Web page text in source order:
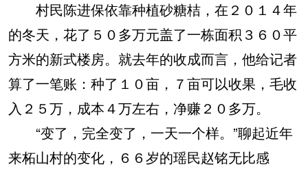
村民陈进保依靠种植砂糖桔，在２０１４年
的冬天，花了５０多万元盖了一栋面积３６０平
方米的新式楼房。就去年的收成而言，他给记者
算了一笔账：种了１０亩，７亩可以收果，毛收
入２５万，成本４万左右，净赚２０多万。
“变了，完全变了，一天一个样。”聊起近年
来柘山村的变化，６６岁的瑶民赵铭无比感